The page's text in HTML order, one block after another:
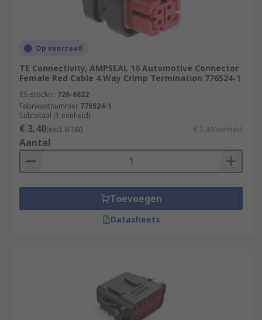
Op voorraad
TE Connectivity, AMPSEAL 16 Automotive Connector
Female Red Cable 4 Way Crimp Termination 776524-1
RS-stocknr. 726-6822
Fabrikantnummer 776524-1
Subtotaal (1 eenheid)
€ 3,40(excl. BTW) € 3,40/eenheid
Aantal
Toevoegen
Datasheets